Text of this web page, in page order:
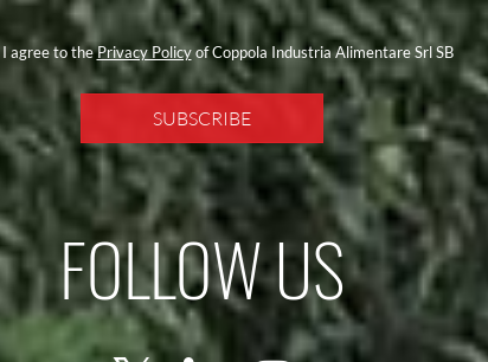
I agree to thePrivacy Policyof Coppola Industria Alimentare Srl SB
FOLLOW US